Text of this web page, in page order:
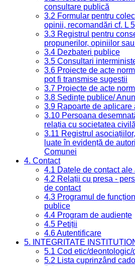
consultare publică
3.2 Formular pentru
opinii, recomandări cf. L
3.3 Registrul pentru
propunerilor, opiniilor
3.4 Dezbateri publice
3.5 Consultari
3.6 Proiecte de acte
pot fi transmise sugestii
3.7 Proiecte de acte
3.8 Ședințe publice/
3.9 Rapoarte de aplicare
3.10 Persoana
relația cu societatea civilă
3.11 Registrul
luate în evidență de
Comunei
4. Contact
4.1 Datele de contact
4.2 Relații cu presa -
de contact
4.3 Programul de
publice
4.4 Program de audiențe
4.5 Petiții
4.6 Autentificare
5. INTEGRITATE
5.1 Cod etic/deontologic/
5.2 Lista cuprinzând